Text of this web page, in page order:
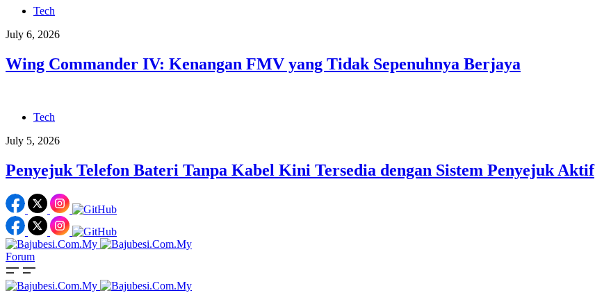
Tech
July 6, 2026
Wing Commander IV: Kenangan FMV yang Tidak Sepenuhnya Berjaya
Tech
July 5, 2026
Penyejuk Telefon Bateri Tanpa Kabel Kini Tersedia dengan Sistem Penyejuk Aktif
Forum